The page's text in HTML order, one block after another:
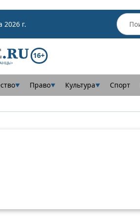
2026 г.
16+
▼ Право▼ Культура▼ Спорт